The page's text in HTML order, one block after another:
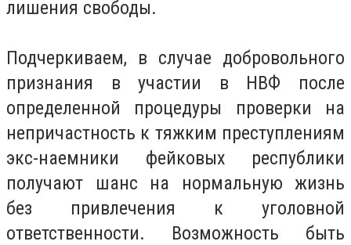
лишения свободы.
Подчеркиваем, в случае добровольного
признания в участии в НВФ после
определенной процедуры проверки на
непричастность к тяжким преступлениям
экс-наемники фейковых республики
получают шанс на нормальную жизнь
без привлечения к уголовной
ответственности. Возможность быть